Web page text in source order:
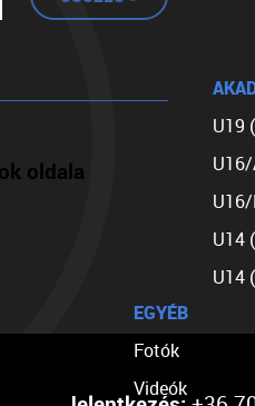
oldala
U19
U14
U14
EGYÉB
Fotók
Videók